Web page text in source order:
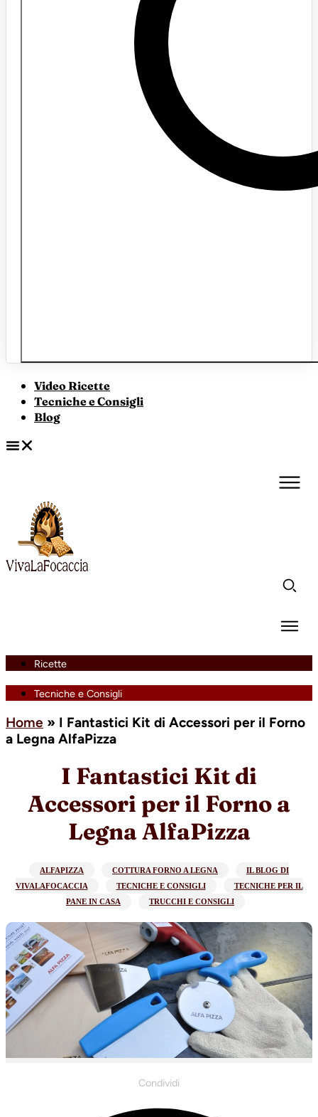
Video Ricette
Tecniche e Consigli
Blog
Ricette
Tecniche e Consigli
Home » I Fantastici Kit di Accessori per il Forno
a Legna AlfaPizza
I Fantastici Kit di
Accessori per il Forno a
Legna AlfaPizza
ALFAPIZZA COTTURA FORNO A LEGNA
IL BLOG DI
VIVALAFOCACCIA
TECNICHE E CONSIGLI
TECNICHE PER IL
PANE IN CASA
TRUCCHI E CONSIGLI
Condividi